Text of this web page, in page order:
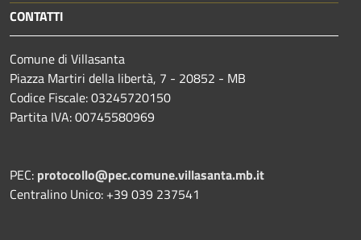
CONTATTI
Comune di Villasanta
Piazza Martiri della libertà, 7 - 20852 - MB
Codice Fiscale: 03245720150
Partita IVA: 00745580969
PEC: protocollo@pec.comune.villasanta.mb.it
Centralino Unico: +39 039 237541